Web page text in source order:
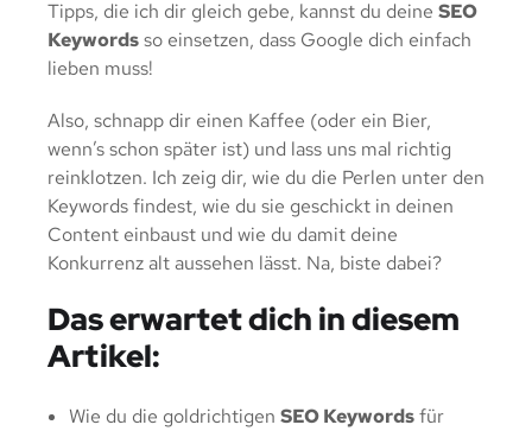
Tipps, die ich dir gleich gebe, kannst du deine SEO
Keywordsso einsetzen, dass Google dich einfach
lieben muss!
Also, schnapp dir einen Kaffee (oder ein Bier,
wenn’s schon später ist) und lass uns mal richtig
reinklotzen. Ich zeig dir, wie du die Perlen unter den
Keywords findest, wie du sie geschickt in deinen
Content einbaust und wie du damit deine
Konkurrenz alt aussehen lässt. Na, biste dabei?
Das erwartet dich in diesem
Artikel:
Wie du die goldrichtigen SEO Keywordsfür